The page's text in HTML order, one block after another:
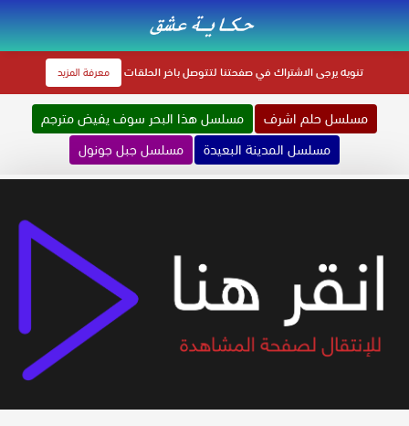
تنويهيرجى الاشتراك في صفحتنا لتتوصل باخر الحلقات معرفة المزيد
مسلسل حلم اشرف
مسلسل هذا البحر سوف يفيض مترجم
مسلسل المدينة البعيدة
مسلسل جبل جونول